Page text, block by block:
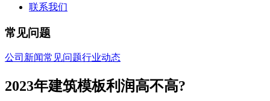
联系我们
常见问题
公司新闻常见问题行业动态
2023年建筑模板利润高不高?